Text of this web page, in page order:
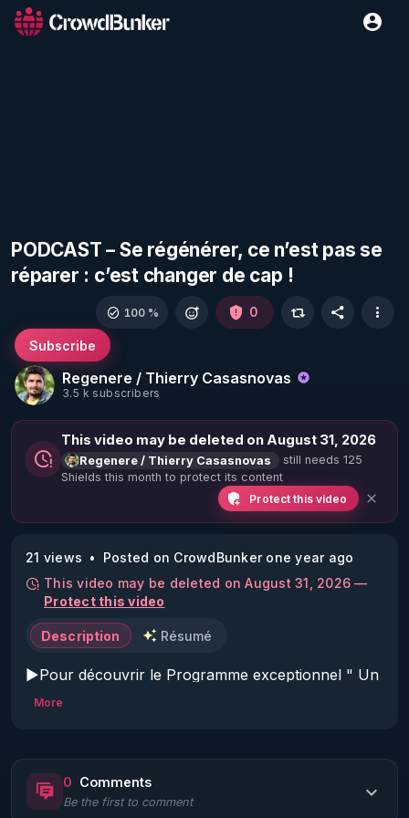
PODCAST – Se régénérer, ce n’est pas se
réparer : c’est changer de cap !
Regenere / Thierry Casasnovas
3.5 k subscribers
Subscribe
100 % 0
This video may be deleted on August 31, 2026
Regenere / Thierry Casasnovas
still needs 125
Shields this month to protect its content
Protect this video
21 views
Posted on CrowdBunker one year ago
This video may be deleted on August 31, 2026 —
Protect this video
Description Résumé
▶Pour découvrir le Programme exceptionnel " Un
été pour se régénerer et tout changer - 21 jours de
utm_source=youtube&utm_medium=podcast&utm_
campaign=ete2025&utm_content=podcast2
▶CHAPITRAGE DYNAMIQUE DE LA VIDÉO CI
More
0 Comments
Be the first to comment